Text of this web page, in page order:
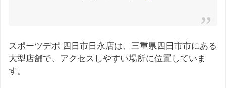
スポーツデポ 四日市日永店は、三重県四日市市にある
大型店舗で、アクセスしやすい場所に位置していま
す。